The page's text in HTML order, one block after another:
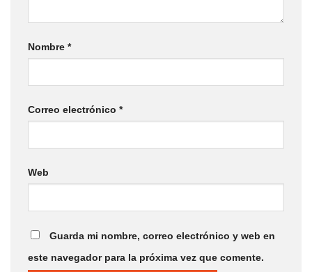
Nombre *
Correo electrónico *
Web
Guarda mi nombre, correo electrónico y web en
este navegador para la próxima vez que comente.